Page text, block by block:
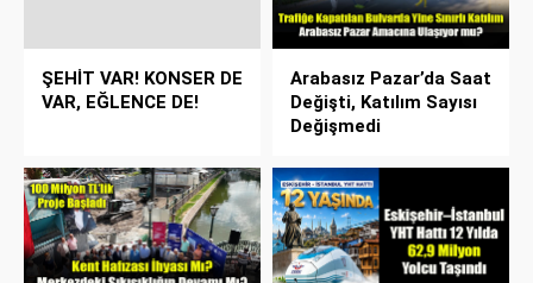
ŞEHİT VAR! KONSER DE
VAR, EĞLENCE DE!
Arabasız Pazar’da Saat
Değişti, Katılım Sayısı
Değişmedi